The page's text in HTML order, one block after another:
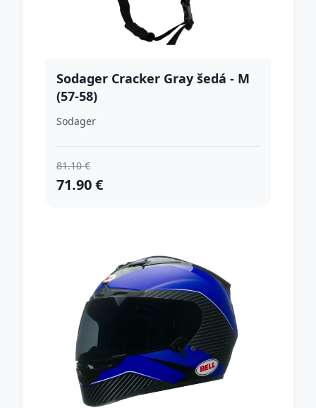
Sodager Cracker Gray šedá - M
(57-58)
Sodager
81.10 €
71.90 €